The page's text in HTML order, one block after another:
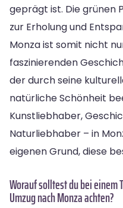
geprägt ist. Die grünen
zur Erholung und
Monza ist somit nicht
faszinierenden
der durch seine
natürliche Schönheit
Kunstliebhaber,
Naturliebhaber – in
eigenen Grund, diese
Worauf solltest du bei
Umzug nach Monza achten?